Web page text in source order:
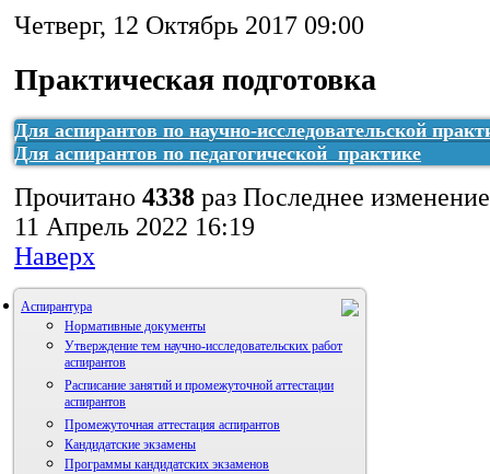
Четверг, 12 Октябрь 2017 09:00
Практическая подготовка
Для аспирантов по научно-исследовательской
дневник нип
заключение о нип
рабочий план нип
Для аспирантов по педагогической практике
выписка из протокола КС_пп
дневник пп
отзыв пп
отчет пп
Прочитано 4338 раз Последнее
11 Апрель 2022 16:19
Наверх
Аспирантура
Нормативные документы
Утверждение тем научно-исследовательских работ
аспирантов
Расписание занятий и промежуточной аттестации
аспирантов
Промежуточная аттестация аспирантов
Кандидатские экзамены
Программы кандидатских экзаменов